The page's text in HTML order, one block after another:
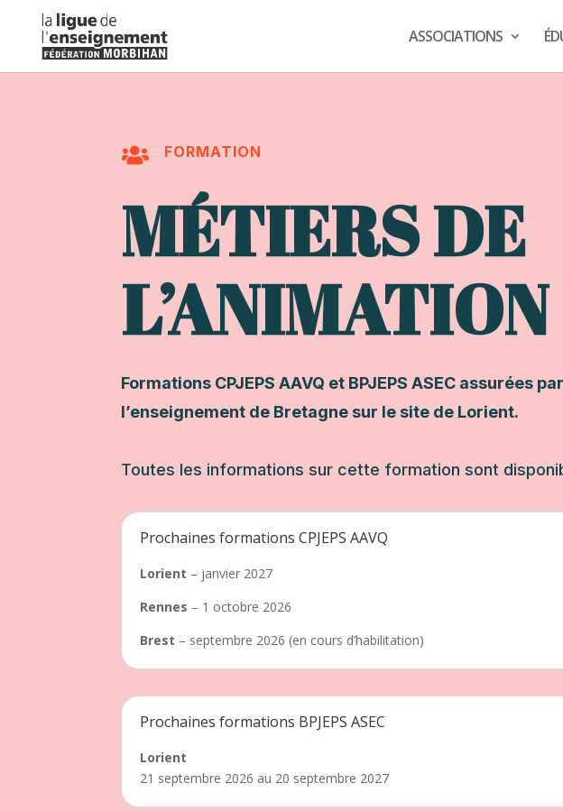
ASSOCIATIONS
 FORMATION
MÉTIERS DE
L’ANIMATION
Formations CPJEPS AAVQ et BPJEPS ASEC assurées
l’enseignement de Bretagne sur le site de Lorient.
Toutes les informations sur cette formation sont
Prochaines formations CPJEPS AAVQ
Lorient – janvier 2027
Rennes – 1 octobre 2026
Brest – septembre 2026 (en cours d’habilitation)
Prochaines formations BPJEPS ASEC
Lorient
21 septembre 2026 au 20 septembre 2027